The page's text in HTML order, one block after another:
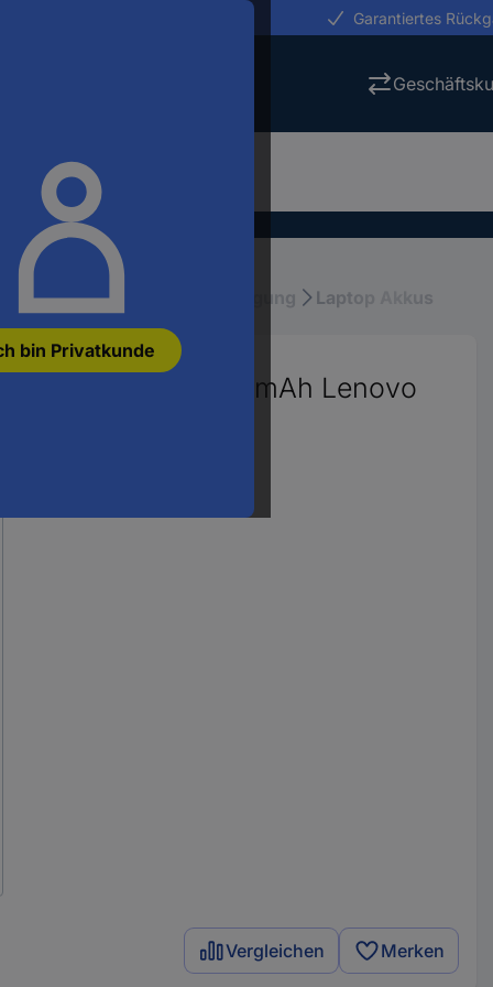
bin Privatkunde
Garantiertes
Laptop Stromversorgung Laptop Akkus
15.44 V 5180 mAh Lenovo
Vergleichen Merken